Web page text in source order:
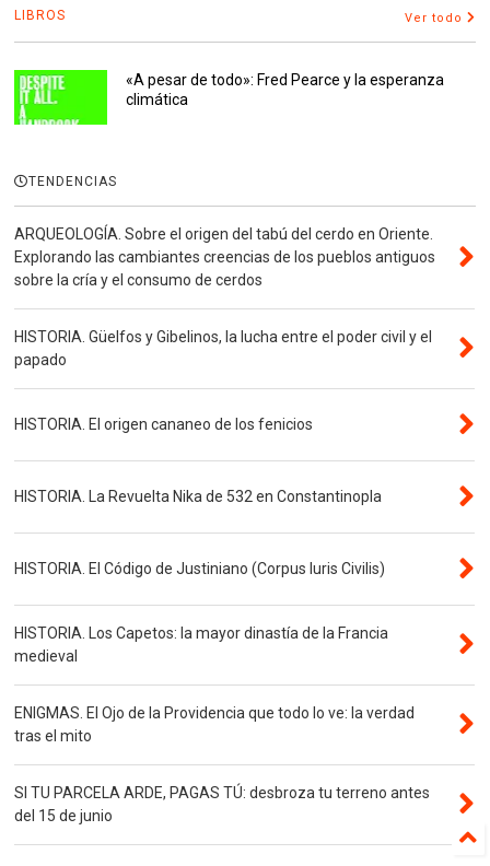
LIBROS Ver todo
«A pesar de todo»: Fred Pearce y la esperanza
climática
TENDENCIAS
ARQUEOLOGÍA. Sobre el origen del tabú del cerdo en Oriente.
Explorando las cambiantes creencias de los pueblos antiguos
sobre la cría y el consumo de cerdos
HISTORIA. Güelfos y Gibelinos, la lucha entre el poder civil y el
papado
HISTORIA. El origen cananeo de los fenicios
HISTORIA. La Revuelta Nika de 532 en Constantinopla
HISTORIA. El Código de Justiniano (Corpus Iuris Civilis)
HISTORIA. Los Capetos: la mayor dinastía de la Francia
medieval
ENIGMAS. El Ojo de la Providencia que todo lo ve: la verdad
tras el mito
SI TU PARCELA ARDE, PAGAS TÚ: desbroza tu terreno antes
del 15 de junio